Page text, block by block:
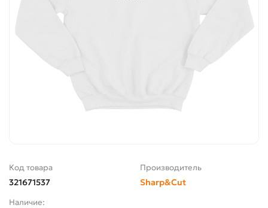
Код товара
321671537
Производитель
Sharp&Cut
Наличие: